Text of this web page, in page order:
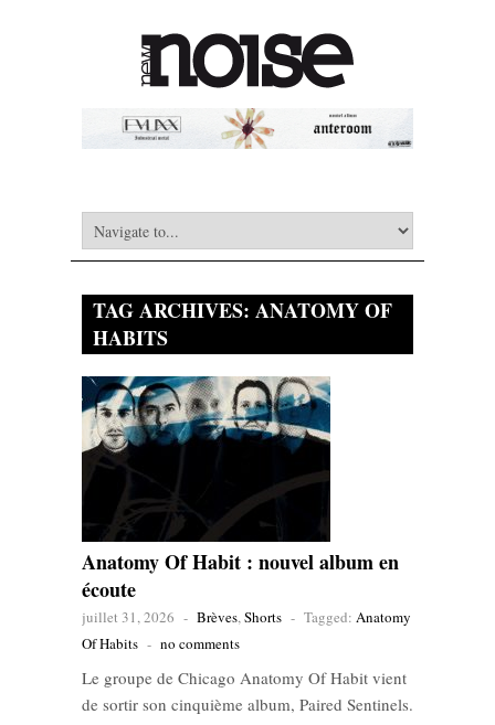
TAG ARCHIVES: ANATOMY OF
HABITS
Anatomy Of Habit : nouvel album en
écoute
juillet 31, 2026 - Brèves,Shorts - Tagged: Anatomy
Of Habits - no comments
Le groupe de Chicago Anatomy Of Habit vient
de sortir son cinquième album, Paired Sentinels.